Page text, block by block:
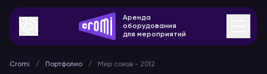
Аренда
оборудования
для мероприятий
Cromi Портфолио Мир соков - 2012